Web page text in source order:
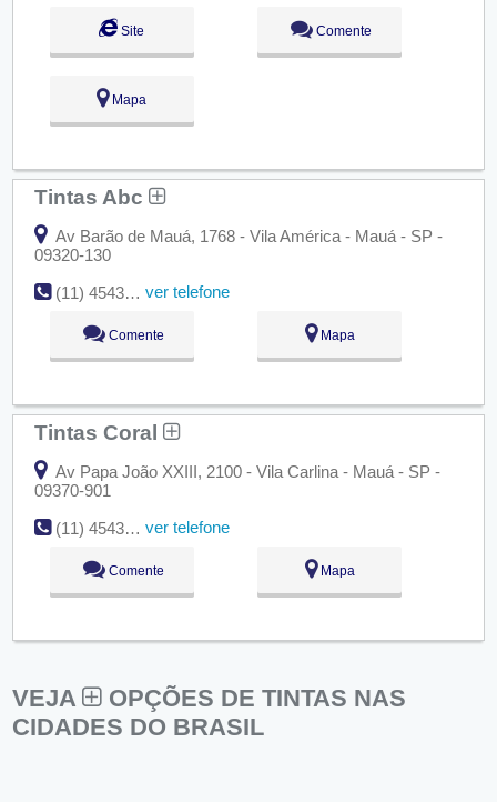
Site Comente
Mapa
Tintas Abc
Av Barão de Mauá, 1768 - Vila América - Mauá - SP -
09320-130
(11) 4543-3283
ver telefone
Comente Mapa
Tintas Coral
Av Papa João XXIII, 2100 - Vila Carlina - Mauá - SP -
09370-901
(11) 4543-5511
ver telefone
Comente Mapa
VEJA
OPÇÕES DE TINTAS NAS
CIDADES DO BRASIL